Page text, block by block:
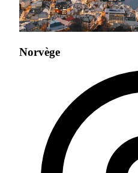
Norvège